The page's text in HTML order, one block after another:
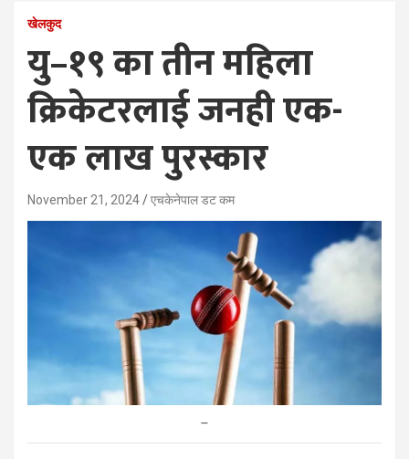
खेलकुद
यु–१९ का तीन महिला
क्रिकेटरलाई जनही एक-
एक लाख पुरस्कार
November 21, 2024 एचकेनेपाल डट कम
–